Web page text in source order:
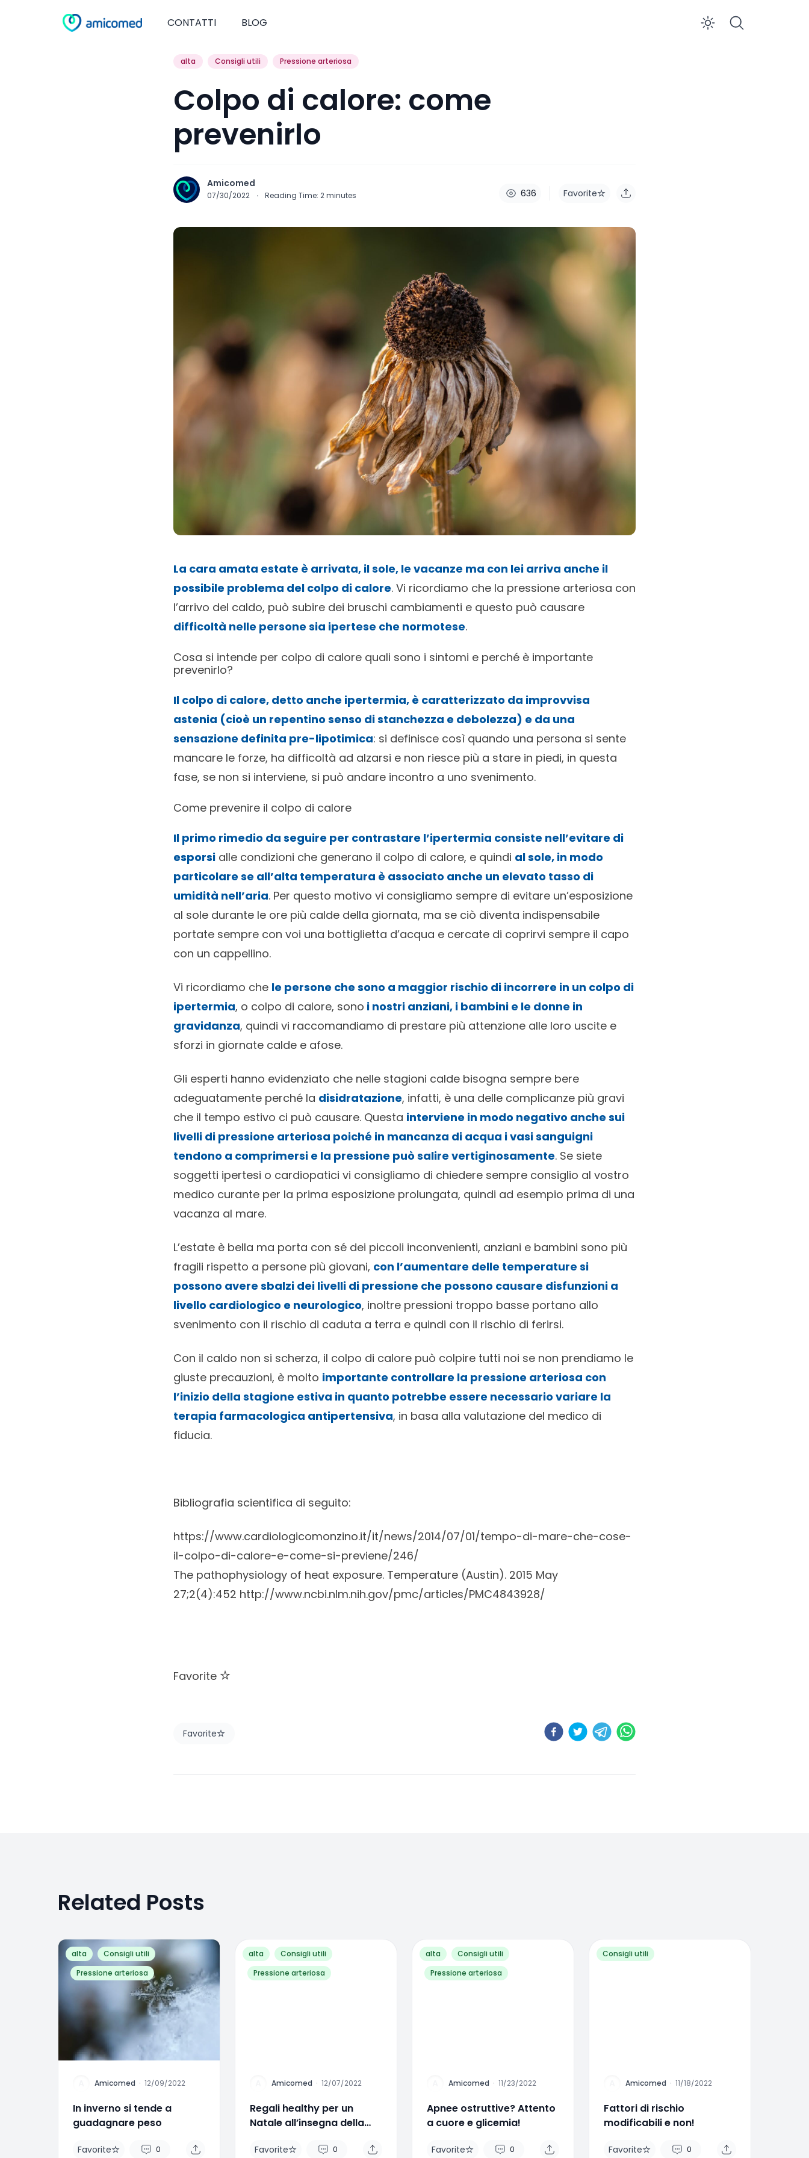
CONTATTI BLOG Enable
alta Consigli utili Pressione arteriosa
Colpo di calore: come
prevenirlo
Amicomed
07/30/2022 · Reading Time: 2minutes 636 Favorite
La cara amata estate è arrivata, il sole, le vacanze ma con lei arriva anche il
possibile problema del colpo di calore. Vi ricordiamo che la pressione arteriosa con
l’arrivo del caldo, può subire dei bruschi cambiamenti e questo può causare
difficoltà nelle persone sia ipertese che normotese.
Cosa si intende per colpo di calore quali sono i sintomi e perché è importante
prevenirlo?
Il colpo di calore, detto anche ipertermia, è caratterizzato da improvvisa
astenia (cioè un repentino senso di stanchezza e debolezza) e da una
sensazione definita pre-lipotimica: si definisce così quando una persona si sente
mancare le forze, ha difficoltà ad alzarsi e non riesce più a stare in piedi, in questa
fase, se non si interviene, si può andare incontro a uno svenimento.
Come prevenire il colpo di calore
Il primo rimedio da seguire per contrastare l’ipertermia consiste nell’evitare di
esporsi alle condizioni che generano il colpo di calore, e quindi al sole, in modo
particolare se all’alta temperatura è associato anche un elevato tasso di
umidità nell’aria. Per questo motivo vi consigliamo sempre di evitare un’esposizione
al sole durante le ore più calde della giornata, ma se ciò diventa indispensabile
portate sempre con voi una bottiglietta d’acqua e cercate di coprirvi sempre il capo
con un cappellino.
Vi ricordiamo che le persone che sono a maggior rischio di incorrere in un colpo di
ipertermia, o colpo di calore, sono i nostri anziani, i bambini e le donne in
gravidanza, quindi vi raccomandiamo di prestare più attenzione alle loro uscite e
sforzi in giornate calde e afose.
Gli esperti hanno evidenziato che nelle stagioni calde bisogna sempre bere
adeguatamente perché la disidratazione, infatti, è una delle complicanze più gravi
che il tempo estivo ci può causare. Questa interviene in modo negativo anche sui
livelli di pressione arteriosa poiché in mancanza di acqua i vasi sanguigni
tendono a comprimersi e la pressione può salire vertiginosamente. Se siete
soggetti ipertesi o cardiopatici vi consigliamo di chiedere sempre consiglio al vostro
medico curante per la prima esposizione prolungata, quindi ad esempio prima di una
vacanza al mare.
L’estate è bella ma porta con sé dei piccoli inconvenienti, anziani e bambini sono più
fragili rispetto a persone più giovani, con l’aumentare delle temperature si
possono avere sbalzi dei livelli di pressione che possono causare disfunzioni a
livello cardiologico e neurologico, inoltre pressioni troppo basse portano allo
svenimento con il rischio di caduta a terra e quindi con il rischio di ferirsi.
Con il caldo non si scherza, il colpo di calore può colpire tutti noi se non prendiamo le
giuste precauzioni, è molto importante controllare la pressione arteriosa con
l’inizio della stagione estiva in quanto potrebbe essere necessario variare la
terapia farmacologica antipertensiva, in basa alla valutazione del medico di
fiducia.
Bibliografia scientifica di seguito:
https://www.cardiologicomonzino.it/it/news/2014/07/01/tempo-di-mare-che-cose-
il-colpo-di-calore-e-come-si-previene/246/
The pathophysiology of heat exposure. Temperature (Austin). 2015 May
27;2(4):452 http://www.ncbi.nlm.nih.gov/pmc/articles/PMC4843928/
Favorite
Favorite
Related Posts
alta
Consigli utili
Pressione arteriosa
Amicomed · 12/09/2022
In inverno si tende a
guadagnare peso
Favorite 0
alta
Consigli utili
Pressione arteriosa
Amicomed · 12/07/2022
Regali healthy per un
Natale all’insegna della
Favorite 0
alta
Consigli utili
Pressione arteriosa
Amicomed · 11/23/2022
Apnee ostruttive? Attento
a cuore e glicemia!
Favorite 0
Consigli utili
Amicomed · 11/18/2022
Fattori di rischio
modificabili e non!
Favorite 0